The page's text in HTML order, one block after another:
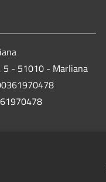
5 - 51010 - Marliana